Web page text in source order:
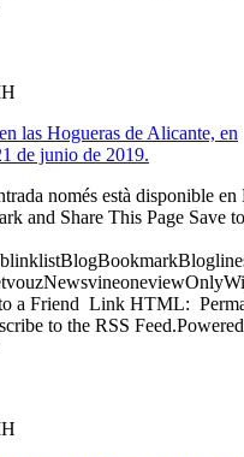
las Hogueras de Alicante, en
de junio de 2019.
només està disponible en
and Share This Page Save
a Friend Link HTML:
to the RSS